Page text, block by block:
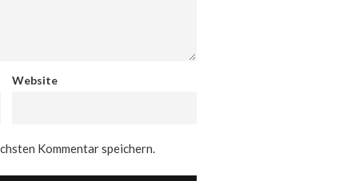
Website
Kommentar speichern.